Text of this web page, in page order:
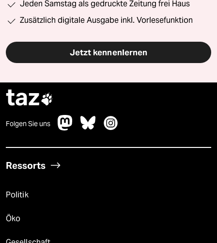
Jeden Samstag als gedruckte Zeitung frei Haus
Zusätzlich digitale Ausgabe inkl. Vorlesefunktion
Jetzt kennenlernen
taz
Folgen Sie uns
Ressorts
Politik
Öko